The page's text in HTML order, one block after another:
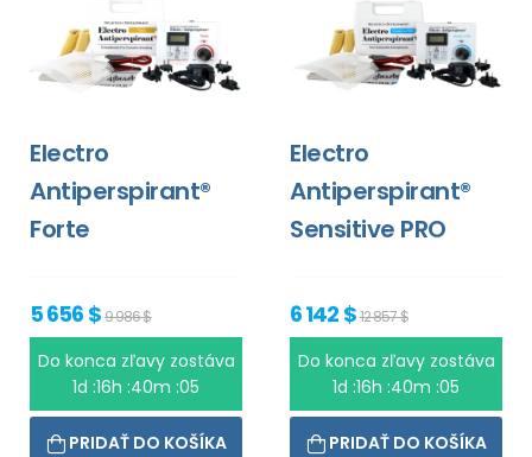
Electro
Antiperspirant®
Forte
5 656 $9 986 $
Do konca zľavy zostáva
1d :16h :40m :04
PRIDAŤ DO KOŠÍKA
Electro
Antiperspirant®
Sensitive PRO
6 142 $12 857 $
Do konca zľavy zostáva
1d :16h :40m :04
PRIDAŤ DO KOŠÍKA